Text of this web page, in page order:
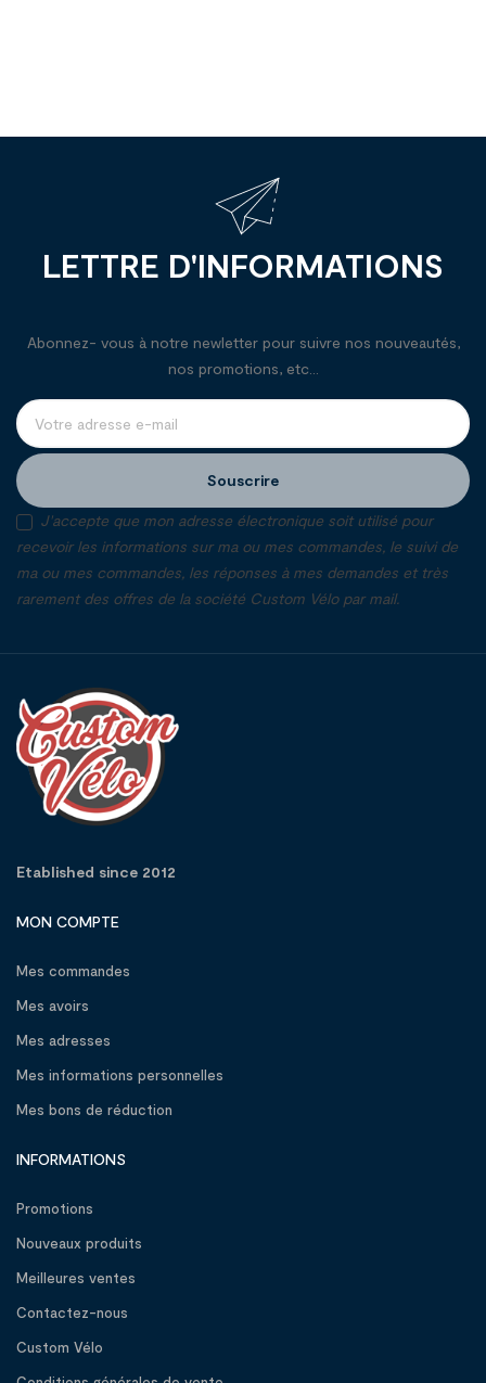
LETTRE D'INFORMATIONS
Abonnez- vous à notre newletter pour suivre nos nouveautés,
nos promotions, etc...
Souscrire
J'accepte que mon adresse électronique soit utilisé pour
recevoir les informations sur ma ou mes commandes, le suivi de
ma ou mes commandes, les réponses à mes demandes et très
rarement des offres de la société Custom Vélo par mail.
Etablished since 2012
MON COMPTE
Mes commandes
Mes avoirs
Mes adresses
Mes informations personnelles
Mes bons de réduction
INFORMATIONS
Promotions
Nouveaux produits
Meilleures ventes
Contactez-nous
Custom Vélo